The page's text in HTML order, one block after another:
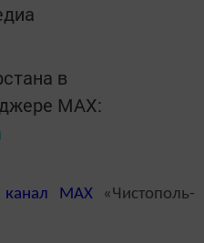
в
MАХ:
канал MAX«Чистополь-